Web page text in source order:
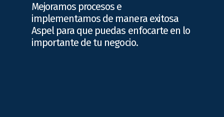
Mejoramos procesos e
implementamos de manera exitosa
Aspel para que puedas enfocarte en lo
importante de tu negocio.